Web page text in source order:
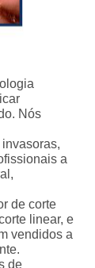
Nós
a
de corte
linear, e
vendidos a
de